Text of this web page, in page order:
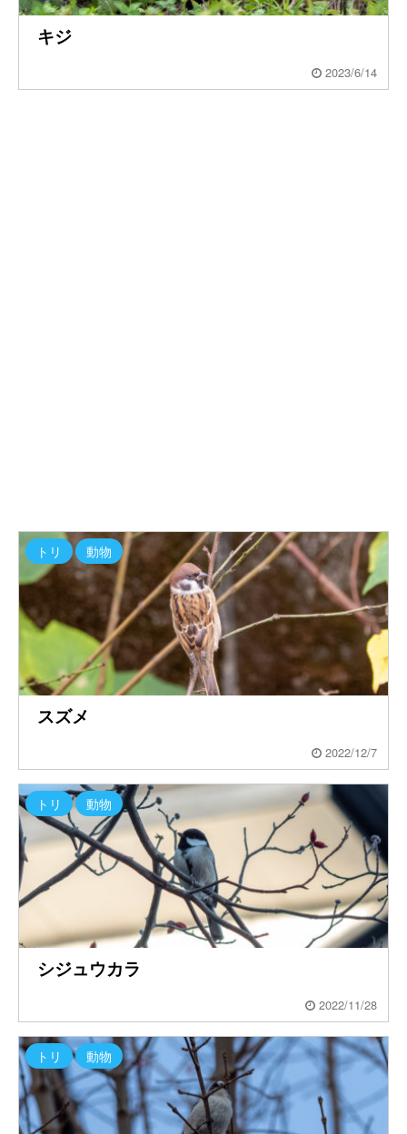
キジ
2023/6/14
トリ 動物
スズメ
2022/12/7
トリ 動物
シジュウカラ
2022/11/28
トリ 動物